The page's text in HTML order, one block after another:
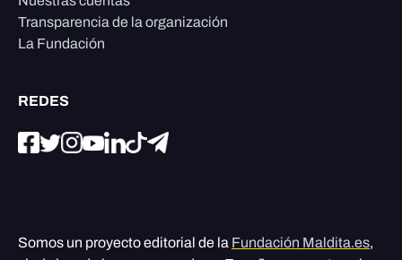
Transparencia de la organización
La Fundación
REDES
Somos un proyecto editorial de la Fundación Maldita.es,